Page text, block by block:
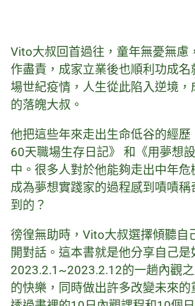
Vito大叔回首過往，童年無憂無慮
作盡責，成家立業後也順利功成
場世紀疫情，人生從此陷入逆境
的落魄大叔。
他把這些年來走出生命低谷的經
60天職場生存日記》 和《用夢想
中。很多人對於他能夠走出中年
成為夢想實踐家的過程感到嘖嘖
到的？
徬徨無助時，Vito大叔選擇傾聽自
開對話。這本書就是他分享自己是
2023.2.1~2023.2.12的一趟內觀
的快樂，同時做出許多改變未來